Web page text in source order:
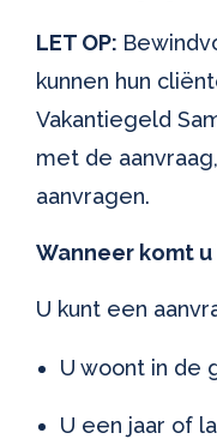
LET OP:
kunnen hun
Vakantiegeld
met de
aanvragen.
Wanneer komt
U kunt een
U woont in de
U een jaar of